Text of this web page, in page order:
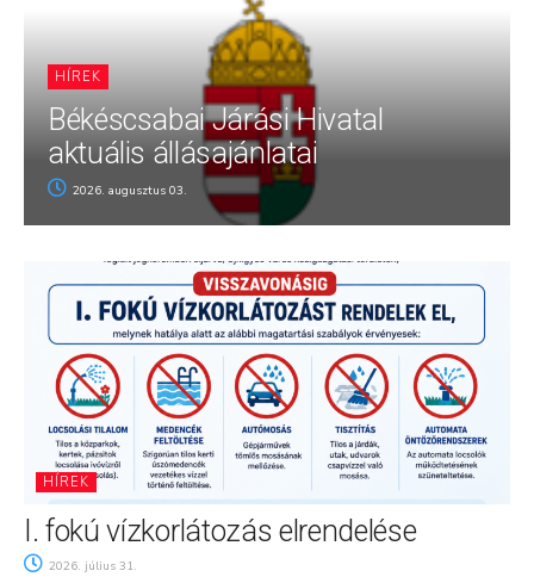
HÍREK
Békéscsabai Járási Hivatal
aktuális állásajánlatai
2026. augusztus 03.
HÍREK
I. fokú vízkorlátozás elrendelése
2026. július 31.